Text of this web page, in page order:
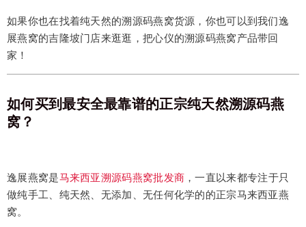
如果你也在找着纯天然的溯源码燕窝货源，你也可以到我们逸
展燕窝的吉隆坡门店来逛逛，把心仪的溯源码燕窝产品带回
家！
如何买到最安全最靠谱的正宗纯天然溯源码燕
窝？
逸展燕窝是马来西亚溯源码燕窝批发商 ，一直以来都专注于只
做纯手工、纯天然、无添加、无任何化学的的正宗马来西亚燕
窝。